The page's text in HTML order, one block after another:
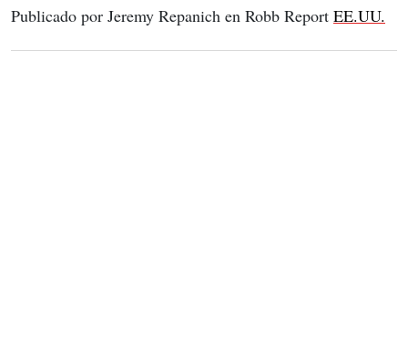
Publicado por Jeremy Repanich en Robb Report EE.UU.